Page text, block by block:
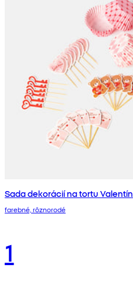
Sada dekorácií na tortu Valentín
farebné, rôznorodé
1